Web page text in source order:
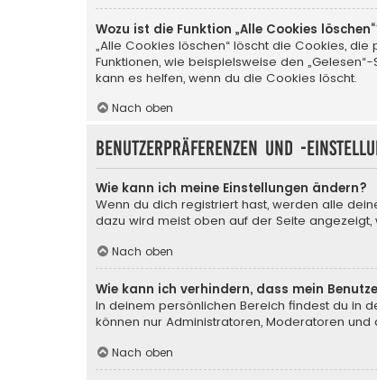
Wozu ist die Funktion „Alle Cookies
„Alle Cookies löschen“ löscht die Cookies,
Funktionen, wie beispielsweise den
kann es helfen, wenn du die Cookies löscht.
Nach oben
Benutzerpräferenzen und -
Wie kann ich meine Einstellungen ändern?
Wenn du dich registriert hast, werden alle
dazu wird meist oben auf der Seite angezeigt,
Nach oben
Wie kann ich verhindern, dass mein
In deinem persönlichen Bereich findest du in
können nur Administratoren, Moderatoren
Nach oben